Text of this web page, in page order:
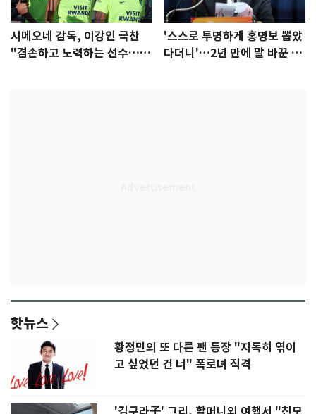
시메오네 감독, 이강인 극찬
"겸손하고 노력하는 선수…좋
'스스로 투명하게 홍명보 뽑았
다더니'…2년 만에 말 바꾼 이
핫뉴스
황정민의 또 다른 팬 등장 "지독히 엮이
고 싶었던 건 너" 폭로녀 직격